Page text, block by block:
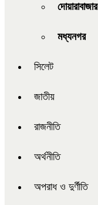
দোয়ারাবাজার
মধ্যনগর
সিলেট
জাতীয়
রাজনীতি
অর্থনীতি
অপরাধ ও দুর্ণীতি